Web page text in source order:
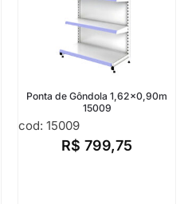
Ponta de Gôndola 1,62×0,90m
15009
cod: 15009
R$ 799,75